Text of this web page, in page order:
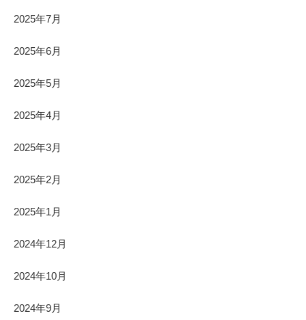
2025年7月
2025年6月
2025年5月
2025年4月
2025年3月
2025年2月
2025年1月
2024年12月
2024年10月
2024年9月